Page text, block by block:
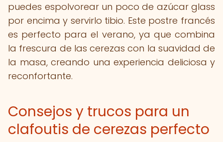
puedes espolvorear un poco de azúcar glass
por encima y servirlo tibio. Este postre francés
es perfecto para el verano, ya que combina
la frescura de las cerezas con la suavidad de
la masa, creando una experiencia deliciosa y
reconfortante.
Consejos y trucos para un
clafoutis de cerezas perfecto